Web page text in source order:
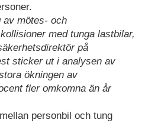
av mötes- och
med tunga lastbilar,
på
sticker ut i analysen av
ökningen av
fler omkomna än år
personbil och tung